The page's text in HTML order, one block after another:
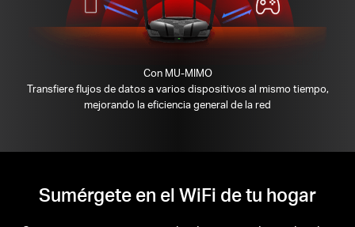
Con MU-MIMO
Transfiere flujos de datos a varios dispositivos al mismo tiempo,
mejorando la eficiencia general de la red
Sumérgete en el WiFi de tu hogar